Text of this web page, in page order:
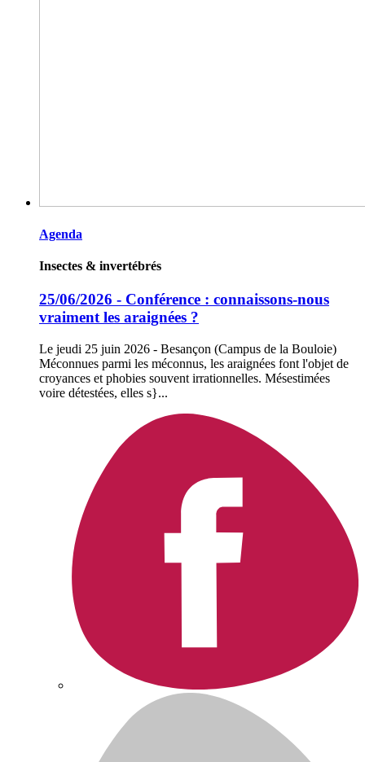
Agenda
Insectes & invertébrés
25/06/2026 - Conférence : connaissons-nous
vraiment les araignées ?
Le jeudi 25 juin 2026 - Besançon (Campus de la Bouloie)
Méconnues parmi les méconnus, les araignées font l'objet de
croyances et phobies souvent irrationnelles. Mésestimées
voire détestées, elles s}...